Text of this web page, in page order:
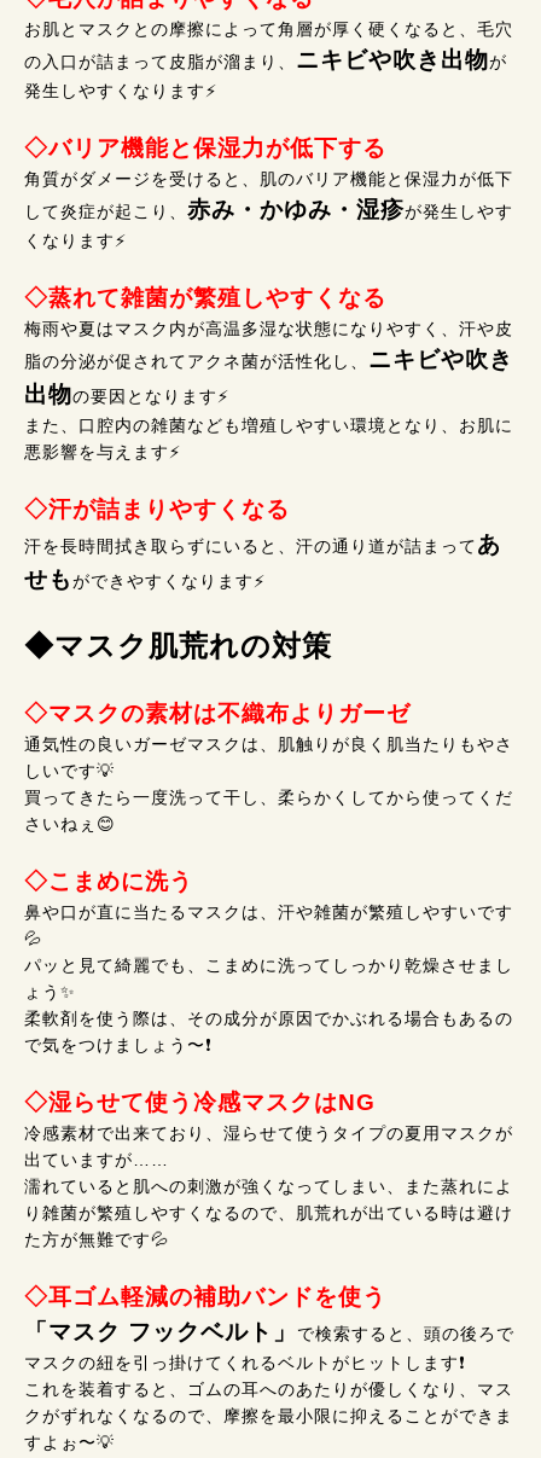
お肌とマスクとの摩擦によって角層が厚く硬くなると、毛穴
の入口が詰まって皮脂が溜まり、 ニキビや吹き出物が
発生しやすくなります⚡
◇バリア機能と保湿力が低下する
角質がダメージを受けると、肌のバリア機能と保湿力が低下
して炎症が起こり、 赤み・かゆみ・湿疹が発生しやす
くなります⚡
◇蒸れて雑菌が繁殖しやすくなる
梅雨や夏はマスク内が高温多湿な状態になりやすく、汗や皮
脂の分泌が促されてアクネ菌が活性化し、 ニキビや吹き
出物の要因となります⚡
また、口腔内の雑菌なども増殖しやすい環境となり、お肌に
悪影響を与えます⚡
◇汗が詰まりやすくなる
汗を長時間拭き取らずにいると、汗の通り道が詰まってあ
せもができやすくなります⚡
◆マスク肌荒れの対策
◇マスクの素材は不織布よりガーゼ
通気性の良いガーゼマスクは、肌触りが良く肌当たりもやさ
しいです💡
買ってきたら一度洗って干し、柔らかくしてから使ってくだ
さいねぇ😊
◇こまめに洗う
鼻や口が直に当たるマスクは、汗や雑菌が繁殖しやすいです
💦
パッと見て綺麗でも、こまめに洗ってしっかり乾燥させまし
ょう✨
柔軟剤を使う際は、その成分が原因でかぶれる場合もあるの
で気をつけましょう〜❗
◇湿らせて使う冷感マスクはNG
冷感素材で出来ており、湿らせて使うタイプの夏用マスクが
出ていますが……
濡れていると肌への刺激が強くなってしまい、また蒸れによ
り雑菌が繁殖しやすくなるので、肌荒れが出ている時は避け
た方が無難です💦
◇耳ゴム軽減の補助バンドを使う
「マスク フックベルト」
で検索すると、頭の後ろで
マスクの紐を引っ掛けてくれるベルトがヒットします❗
これを装着すると、ゴムの耳へのあたりが優しくなり、マス
クがずれなくなるので、摩擦を最小限に抑えることができま
すよぉ〜💡